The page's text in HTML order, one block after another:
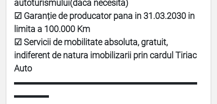
autoturismului(daca necesita)
☑ Garanție de producator pana in 31.03.2030 in
limita a 100.000 Km
☑ Servicii de mobilitate absoluta, gratuit,
indiferent de natura imobilizarii prin cardul Tiriac
Auto
▬▬▬▬▬▬▬▬▬▬▬▬▬▬▬▬▬▬▬▬▬
▬▬▬▬